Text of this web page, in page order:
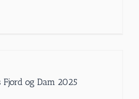
Fjord og Dam 2025